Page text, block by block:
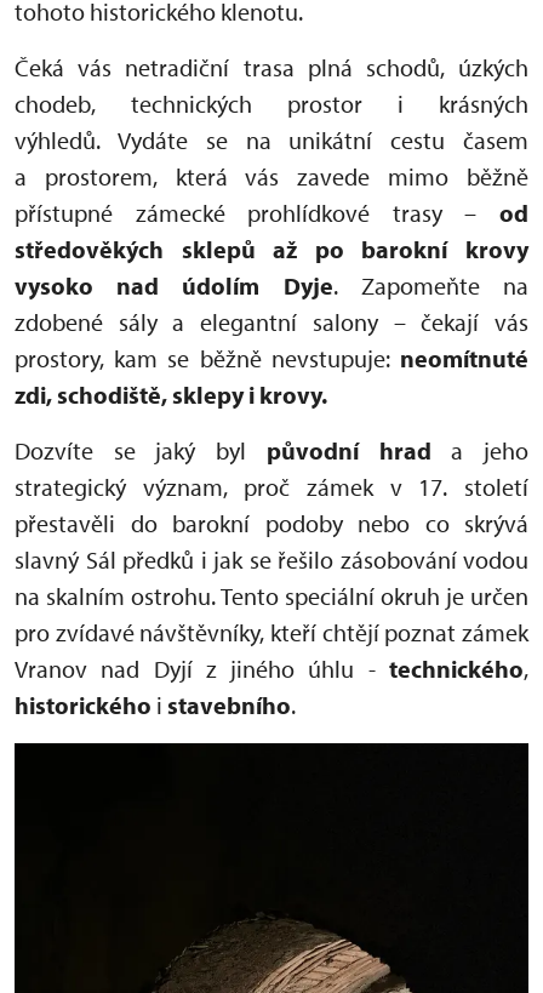
tohoto historického klenotu.
Čeká vás netradiční trasa plná schodů, úzkých
chodeb, technických prostor i krásných
výhledů. Vydáte se na unikátní cestu časem
a prostorem, která vás zavede mimo běžně
přístupné zámecké prohlídkové trasy – od
středověkých sklepů až po barokní krovy
vysoko nad údolím Dyje. Zapomeňte na
zdobené sály a elegantní salony – čekají vás
prostory, kam se běžně nevstupuje: neomítnuté
zdi, schodiště, sklepy i krovy.
Dozvíte se jaký byl původní hrada jeho
strategický význam, proč zámek v 17. století
přestavěli do barokní podoby nebo co skrývá
slavný Sál předků i jak se řešilo zásobování vodou
na skalním ostrohu. Tento speciální okruh je určen
pro zvídavé návštěvníky, kteří chtějí poznat zámek
Vranov nad Dyjí z jiného úhlu - technického,
historického i stavebního.